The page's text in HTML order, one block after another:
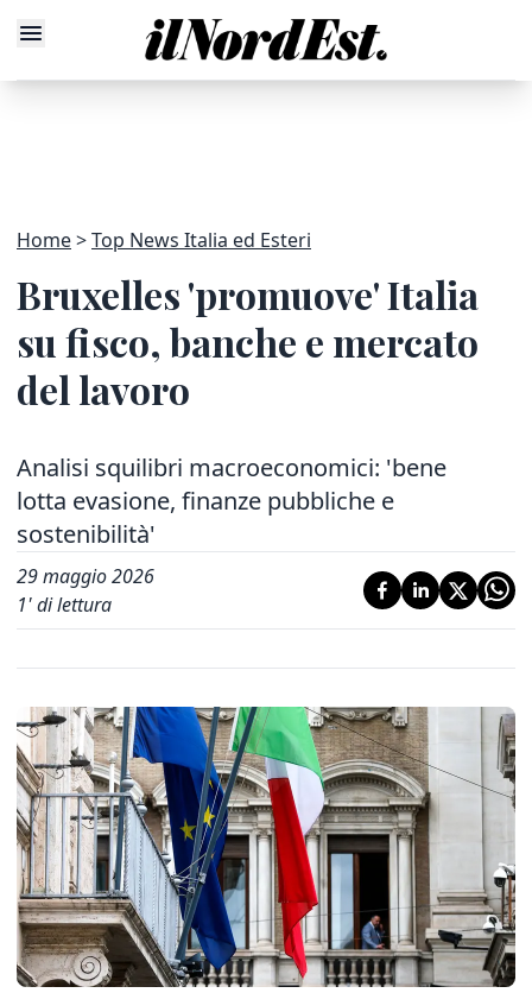
Home Top News Italia ed Esteri
Bruxelles 'promuove' Italia
su fisco, banche e mercato
del lavoro
Analisi squilibri macroeconomici: 'bene
lotta evasione, finanze pubbliche e
sostenibilità'
29 maggio 2026
1' di lettura